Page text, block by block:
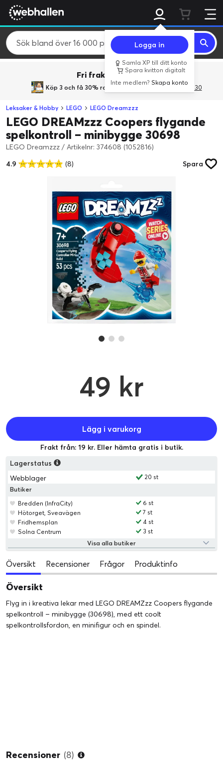
Logga in
Samla XP till ditt konto
Spara kvitton digitalt
Inte medlem?Skapa konto
Fri frakt över 800 kr.
Köp 3 och få 30% rabatt med rabattkoden 3Gives30
Leksaker & Hobby LEGO LEGO Dreamzzz
LEGO DREAMzzz Coopers flygande
spelkontroll – minibygge 30698
LEGO Dreamzzz / Artikelnr: 374608 (1052816)
4.9
(8) Spara
49 kr
Lägg i varukorg
Frakt från: 19 kr. Eller hämta gratis i butik.
Lagerstatus
Webblager
20 st
Butiker
Bredden (InfraCity)
6 st
Hötorget, Sveavägen
7 st
Fridhemsplan
4 st
Solna Centrum
3 st
Visa alla butiker
Översikt Recensioner Frågor Produktinfo
Översikt
Flyg in i kreativa lekar med LEGO DREAMZzz Coopers flygande
spelkontroll – minibygge (30698), med ett coolt
spelkontrollsfordon, en minifigur och en spindel.
Recensioner (8)